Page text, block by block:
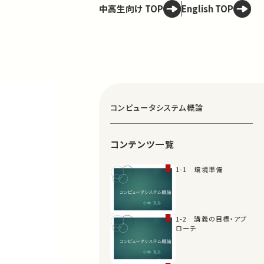
中高生向け TOP English TOP
コンピュータシステム概論
コンテンツ一覧
1-1 環境準備
1-2 講義の目標・アプ
ローチ